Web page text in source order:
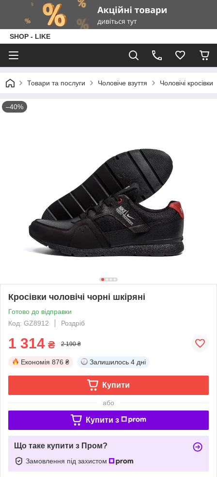
SHOP - LIKE
Товари та послуги Чоловіче взуття Чоловічі кросівки
–40%
Кросівки чоловічі чорні шкіряні
Готово до відправки
Код: GZ8912
Роздріб
1 314 ₴ 2 190 ₴
Економія 876 ₴ Залишилось 4 дні
Купити
або
Купити з
Що таке купити з Пром?
Замовлення під захистом